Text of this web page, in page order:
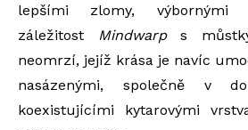
lepšími zlomy, výbornými
záležitost
Mindwarps
neomrzí, jejíž krása je navíc
nasázenými, společně v
koexistujícími kytarovými